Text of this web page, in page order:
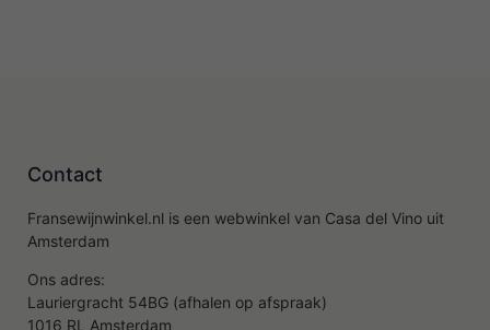
Contact
Fransewijnwinkel.nl is een webwinkel van Casa del Vino uit
Amsterdam
Ons adres:
Lauriergracht 54BG (afhalen op afspraak)
1016 RL Amsterdam